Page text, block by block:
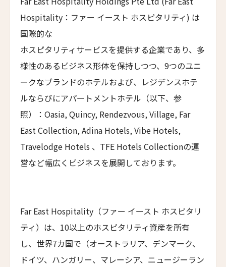
イントゥ・ホテル・チビ
INTO Hotel Chibi
カイプー・オン・ザ・リーフ
Kaipuu on the Reef
ザ・ドーン・ラグジュアリーホテル
The Dawn Luxury Hotel
ホテル・レ・アルミュール
Hotel Les Armures
チョウシュイ・ヴィラ
Qiushui Villa
ザ・ハンユウ・ガーデン・リザーブ・スージョウ
The Hanyu Garden Reserve Suzhou
ザ・スコータイ・シャンハイ
The Sukhothai Shanghai
Hospitality：ファー イースト ホスピタリティ) は
国際的な
ホスピタリティサービスを提供する企業であり、多
様性のあるビジネス形体を保持しつつ、9つのユニ
ークなブランドのホテルおよび、レジデンスホテ
ルならびにアパートメントホテル（以下、参
照）：Oasia, Quincy, Rendezvous, Village, Far
East Collection, Adina Hotels, Vibe Hotels,
Travelodge Hotels 、TFE Hotels Collectionの運
営など幅広くビジネスを展開しております。
Far East Hospitality（ファー イースト ホスピタリ
ティ）は、10以上のホスピタリティ資産を所有
し、世界7カ国で（オーストラリア、デンマーク、
ドイツ、ハンガリー、マレーシア、ニュージーラン